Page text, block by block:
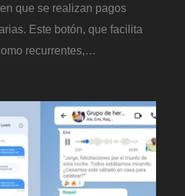
que se realizan pagos
Este botón, que facilita
recurrentes,…